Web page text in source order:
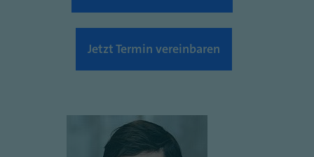
Jetzt Termin vereinbaren